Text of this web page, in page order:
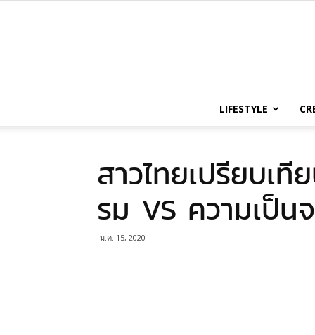
LIFESTYLE
สาวไทยเปรียบเ
รม VS ความเป็น
ม.ค. 15, 2020